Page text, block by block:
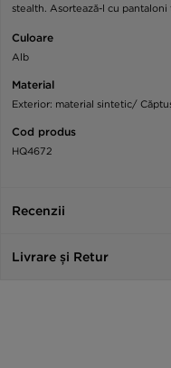
stealth. Asortează-l cu
Culoare
Alb
Material
Exterior: material sintetic/
Cod produs
HQ4672
Recenzii
Livrare și Retur